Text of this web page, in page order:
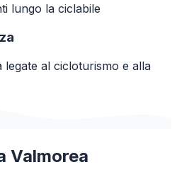
lungo la ciclabile
al cicloturismo e alla
Valmorea